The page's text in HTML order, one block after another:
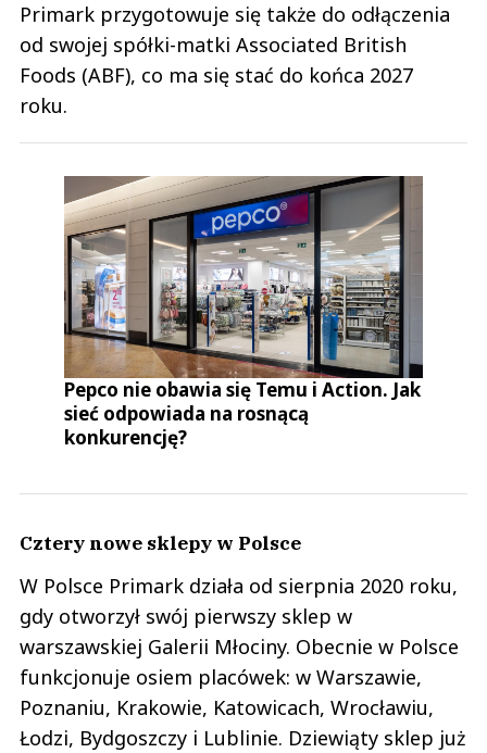
Primark przygotowuje się także do odłączenia
od swojej spółki-matki Associated British
Foods (ABF), co ma się stać do końca 2027
roku.
Pepco nie obawia się Temu i Action. Jak
sieć odpowiada na rosnącą
konkurencję?
Cztery nowe sklepy w Polsce
W Polsce Primark działa od sierpnia 2020 roku,
gdy otworzył swój pierwszy sklep w
warszawskiej Galerii Młociny. Obecnie w Polsce
funkcjonuje osiem placówek: w Warszawie,
Poznaniu, Krakowie, Katowicach, Wrocławiu,
Łodzi, Bydgoszczy i Lublinie. Dziewiąty sklep już